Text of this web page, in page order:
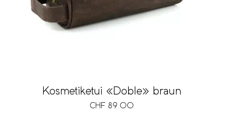
Kosmetiketui «Doble» braun
CHF 89.00